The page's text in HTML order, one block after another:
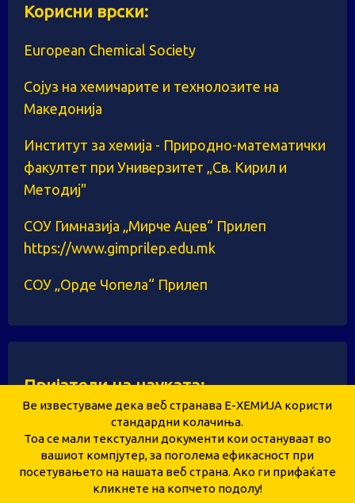
Корисни врски:
European Chemical Society
Сојуз на хемичарите и технолозите на
Македонија
Институт за хемија - Природно-математички
факултет при Универзитет „Св. Кирил и
Методиј"
СОУ Гимназија „Мирче Ацев“ Прилеп
https://www.gimprilep.edu.mk
СОУ „Орде Чопела“ Прилеп
Пријатели на науката:
Здружение за унапредување и развој на
образованието и науката „Е-ХЕМИЈА“ – Прилеп
Ве известуваме дека веб странава Е-ХЕМИЈА користи
стандардни колачиња.
Тоа се мали текстуални документи кои остануваат во
вашиот компјутер, за поголема ефикасност при
посетувањето на нашата веб страна. Ако ги прифаќате
кликнете на копчето подолу!